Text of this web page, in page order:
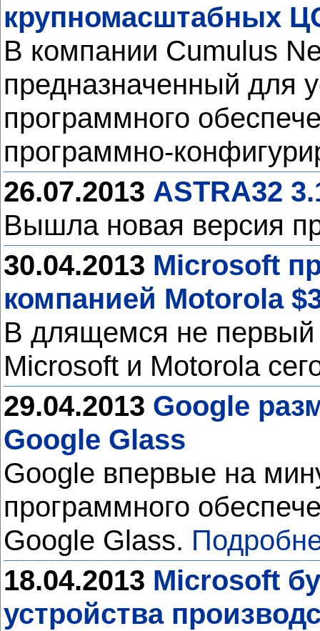
крупномасштабных
В компании Cumulus
предназначенный для
программного
программно-
26.07.2013 ASTRA32
Вышла новая версия
30.04.2013 Microsoft
компанией Motorola
В длящемся не первый
Microsoft и Motorola
29.04.2013 Google
Google Glass
Google впервые на
программного
Google Glass.
18.04.2013 Microsoft
устройства